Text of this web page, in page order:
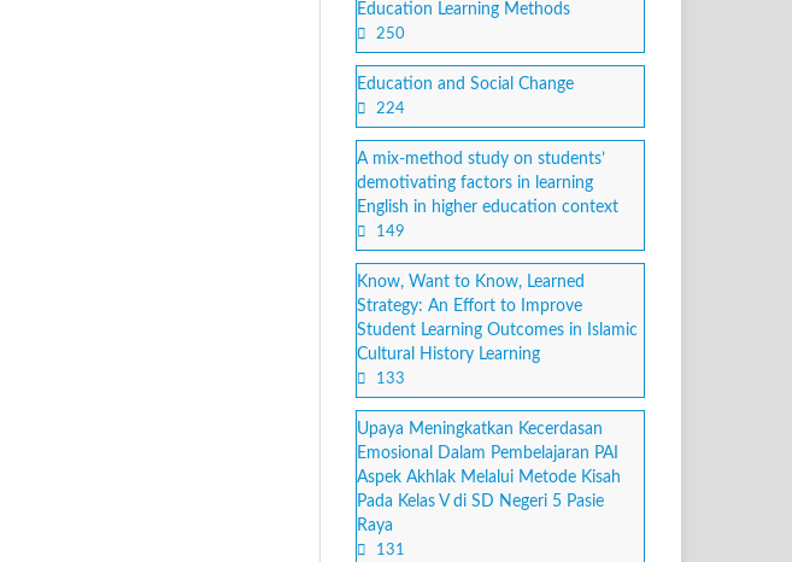
Education Learning Methods
250
Education and Social Change
224
A mix-method study on students’
demotivating factors in learning
English in higher education context
149
Know, Want to Know, Learned
Strategy: An Effort to Improve
Student Learning Outcomes in Islamic
Cultural History Learning
133
Upaya Meningkatkan Kecerdasan
Emosional Dalam Pembelajaran PAI
Aspek Akhlak Melalui Metode Kisah
Pada Kelas V di SD Negeri 5 Pasie
Raya
131